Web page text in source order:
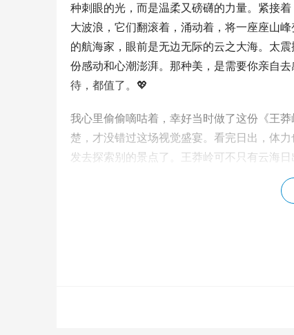
种刺眼的光，而是温柔又磅礴的力量。紧接
大波浪，它们翻滚着，涌动着，将一座座山
的航海家，眼前是无边无际的云之大海。太
份感动和心潮澎湃。那种美，是需要你亲自
待，都值了。💖
我心里偷偷嘀咕着，幸好当时做了这份《王
楚，才没错过这场视觉盛宴。看完日出，体
发去探索别的景点了。王莽岭可不只有云海
柏的清香，耳边是风吹过树叶的沙沙声，偶
像北方那么粗犷，它自有它独特的风骨，每
悬崖边，让人看了都替它们捏一把汗。我走
感受着风在脸上拂过的温柔。城市的喧嚣、